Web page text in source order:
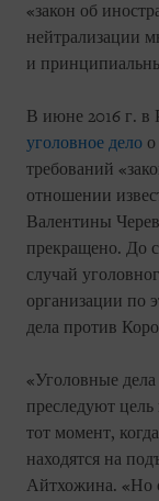
«закон об
нейтрализации
и
В июне 2016 г. в
уголовное дело
требований
отношении
Валентины
прекращено. До
случай
организации по
дела против
«Уголовные
преследуют цель
тот момент,
находятся на
Айтхожина. «Но